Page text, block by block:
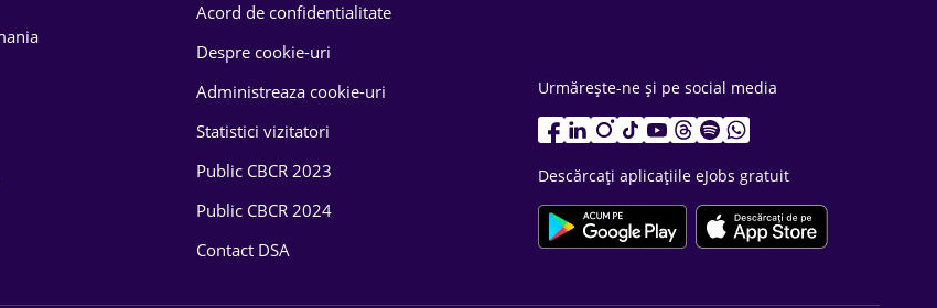
Acord de confidentialitate
Despre cookie-uri
Administreaza cookie-uri
Statistici vizitatori
Public CBCR 2023
Public CBCR 2024
Contact DSA
Urmărește-ne și pe social media
Descărcați aplicațiile eJobs gratuit